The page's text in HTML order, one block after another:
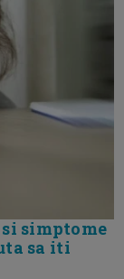
simptome
sa iti